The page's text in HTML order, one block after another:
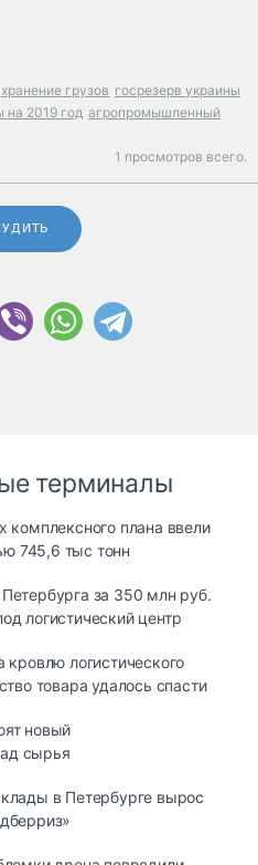
хранение грузов госрезерв украины
на 2019 год агропромышленный
1 просмотров всего.
терминалы
комплексного плана ввели
745,6 тыс тонн
за 350 млн руб.
логистический центр
кровлю логистического
товара удалось спасти
новый
сырья
в Петербурге вырос